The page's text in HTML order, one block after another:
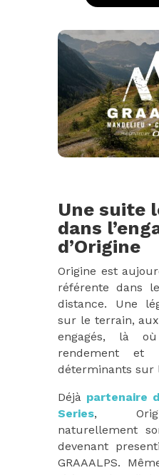
Une suite
dans
d’Origine
Origine est
référente dans
distance. Une
sur le terrain,
engagés, là
rendement
déterminants sur
Déjà partenaire
Series,
naturellement
devenant
GRAAALPS.